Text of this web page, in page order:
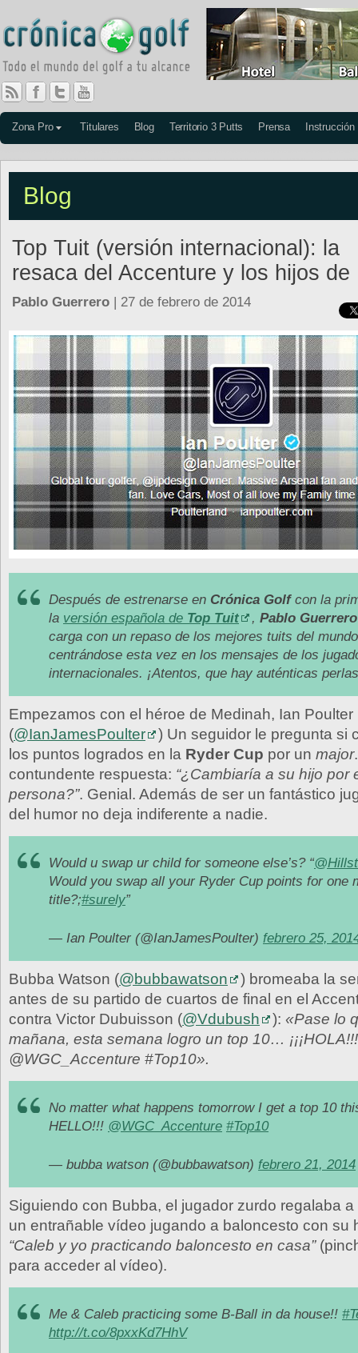
Zona Pro Titulares Blog Territorio 3 Putts Prensa Instrucción
Blog
Top Tuit (versión internacional): la
resaca del Accenture y los hijos de
Pablo Guerrero | 27 de febrero de 2014
Después de estrenarse en Crónica Golfcon la
la versión española de Top Tuit , Pablo Guerrero
carga con un repaso de los mejores tuits del
centrándose esta vez en los mensajes de los
internacionales. ¡Atentos, que hay auténticas
Empezamos con el héroe de Medinah, Ian Poulter
(@IanJamesPoulter
) Un seguidor le pregunta si
los puntos logrados en la Ryder Cup por un major
contundente respuesta: “¿Cambiaría a su hijo por
persona?”. Genial. Además de ser un fantástico
del humor no deja indiferente a nadie.
Would u swap ur child for someone else’s? “
Would you swap all your Ryder Cup points for one
title?;#surely”
— Ian Poulter (@IanJamesPoulter) febrero 25,
Bubba Watson (@bubbawatson
) bromeaba la
antes de su partido de cuartos de final en el
contra Victor Dubuisson (@Vdubush ): «Pase lo
mañana, esta semana logro un top 10… ¡¡¡HOLA!!!
@WGC_Accenture #Top10».
No matter what happens tomorrow I get a top 10
HELLO!!! @WGC_Accenture #Top10
— bubba watson (@bubbawatson) febrero 21, 2014
Siguiendo con Bubba, el jugador zurdo regalaba
un entrañable vídeo jugando a baloncesto con su
“Caleb y yo practicando baloncesto en casa”
para acceder al vídeo).
Me & Caleb practicing some B-Ball in da house!!
http://t.co/8pxxKd7HhV